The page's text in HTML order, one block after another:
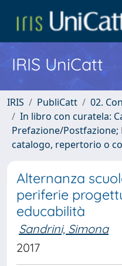
IRIS UniCatt
IRIS PubliCatt
02.
In libro con curatela:
Prefazione/Postfazione;
catalogo, repertorio o
Alternanza
periferie
educabilità
Sandrini, Simona
2017